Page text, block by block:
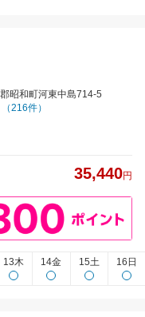
昭和町河東中島714-5
216件）
35,440円
13木 14金 15土 16日